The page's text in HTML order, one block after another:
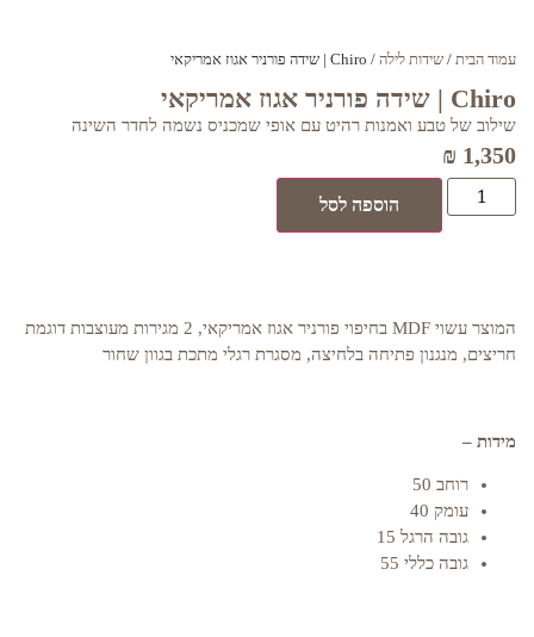
עמוד הבית / שידות לילה / Chiro | שידה פורניר אגוז אמריקאי
Chiro | שידה פורניר אגוז אמריקאי
שילוב של טבע ואמנות רהיט עם אופי שמכניס נשמה לחדר השינה
₪ 1,350
הוספה לסל
המוצר עשוי MDF בחיפוי פורניר אגוז אמריקאי, 2 מגירות מעוצבות דוגמת
חריצים, מנגנון פתיחה בלחיצה, מסגרת רגלי מתכת בגוון שחור
מידות –
רוחב 50
עומק 40
גובה הרגל 15
גובה כללי 55